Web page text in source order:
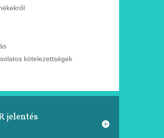
kötelezettségek
jelentés